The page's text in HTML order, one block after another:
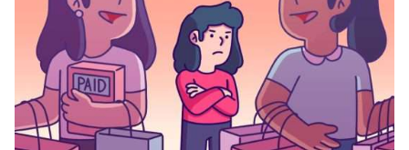
Điều răn 1
: Nhà ngươi không nên so sánh và ham
performance ngắn hạn của các đối thủ cạnh tranh
“Không có thứ gì làm lu mờ lí trí của tài chính của con người
bằng việc nhìn thấy gã hàng xóm ngày càng giàu có hơn
ngài John Pierpoint Morgan